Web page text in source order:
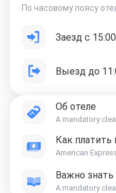
По часовому поясу
Заезд с 15:00
Выезд до
Об отеле
A mandatory
Как платить
American
Важно знать
A mandatory